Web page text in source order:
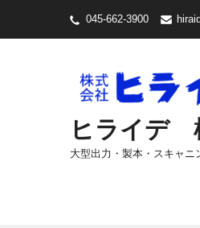
045-662-3900
ヒライデ
大型出力・製本・スキャニ